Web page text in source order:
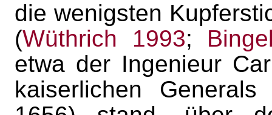
die wenigsten
(Wüthrich 1993;
etwa der Ingenieur
kaiserlichen